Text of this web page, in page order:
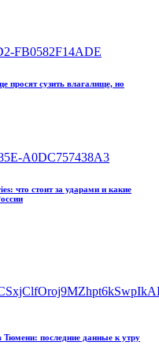
просят сузить влагалище, но
что стоит за ударами и какие
Тюмени: последние данные к утру